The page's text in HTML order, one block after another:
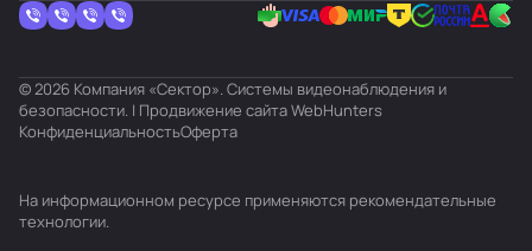
© 2026 Компания «Сектор». Системы видеонаблюдения и
безопасности. | Продвижение сайтаWebHunters
КонфиденциальностьОферта
На информационном ресурсе применяются рекомендательные
технологии.